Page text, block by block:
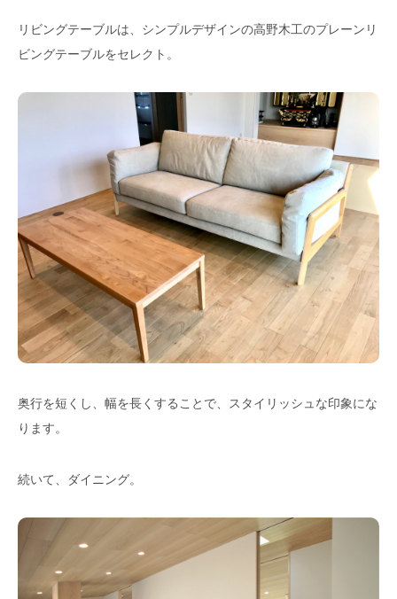
リビングテーブルは、シンプルデザインの高野木工のプレーンリ
ビングテーブルをセレクト。
奥行を短くし、幅を長くすることで、スタイリッシュな印象にな
ります。
続いて、ダイニング。